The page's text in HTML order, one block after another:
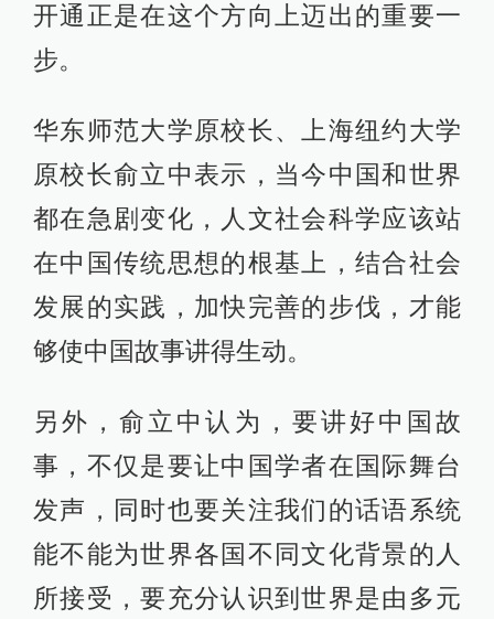
开通正是在这个方向上迈出的重要一
步。
华东师范大学原校长、上海纽约大学
原校长俞立中表示，当今中国和世界
都在急剧变化，人文社会科学应该站
在中国传统思想的根基上，结合社会
发展的实践，加快完善的步伐，才能
够使中国故事讲得生动。
另外，俞立中认为，要讲好中国故
事，不仅是要让中国学者在国际舞台
发声，同时也要关注我们的话语系统
能不能为世界各国不同文化背景的人
所接受，要充分认识到世界是由多元